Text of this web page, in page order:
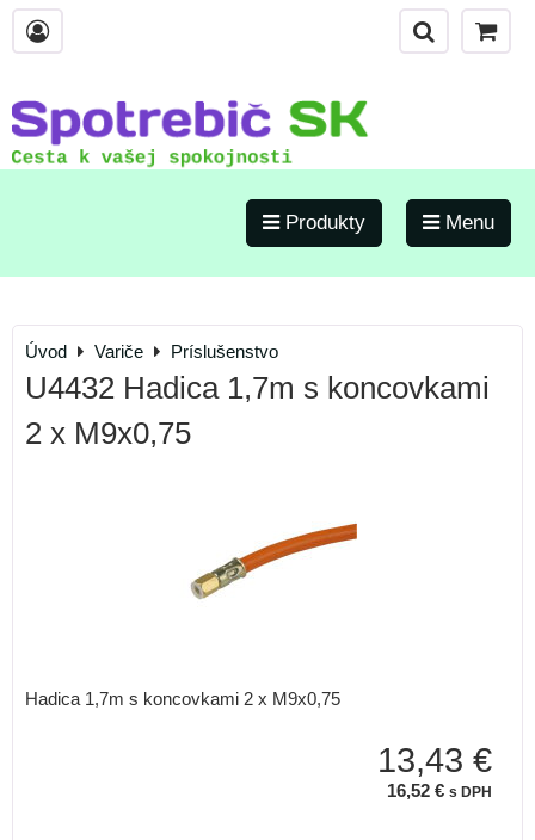
Produkty Menu
Úvod Variče Príslušenstvo
U4432 Hadica 1,7m s koncovkami
2 x M9x0,75
Hadica 1,7m s koncovkami 2 x M9x0,75
13,43 €
16,52 € s DPH